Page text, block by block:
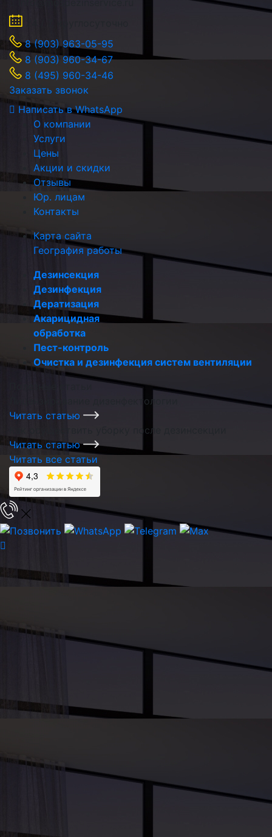
8 (903) 963-05-95
8 (903) 960-34-67
8 (495) 960-34-46
Заказать звонок
Написать в WhatsApp
О компании
Услуги
Цены
Акции и скидки
Отзывы
Юр. лицам
Контакты
Карта сайта
География работы
Дезинсекция
Дезинфекция
Дератизация
Акарицидная
обработка
Пест-контроль
Очистка и дезинфекция систем вентиляции
Лицензирование дизенфектологии
Читать статью
Как осуществить уборку после дезинсекции
Читать статью
Читать все статьи